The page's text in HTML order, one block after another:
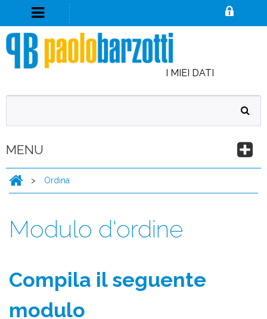
I MIEI DATI
MENU
> Ordina
Modulo d'ordine
Compila il seguente
modulo